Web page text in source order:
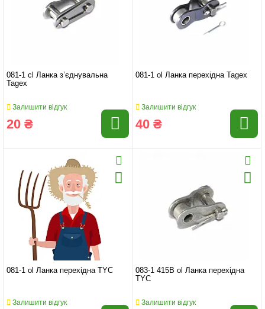
081-1 cl Ланка з’єднувальна
Tagex
Залишити відгук
20 ₴
081-1 ol Ланка перехідна Tagex
Залишити відгук
40 ₴
081-1 ol Ланка перехідна TYC
Залишити відгук
083-1 415B ol Ланка перехідна
TYC
Залишити відгук